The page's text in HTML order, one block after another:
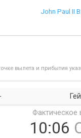
John Paul II
вылета и прибытия
Фактическое
10:06